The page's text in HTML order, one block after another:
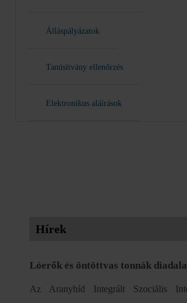
Álláspályázatok
Tanúsítvány ellenőrzés
Elektronikus aláírások
Hírek
Lóerők és öntöttvas tonnák diadala
Az Aranyhíd Integrált Szociális